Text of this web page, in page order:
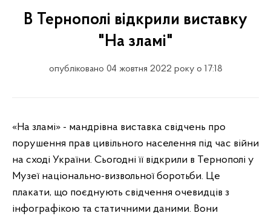
В Тернополі відкрили виставку
"На зламі"
опубліковано 04 жовтня 2022 року о 17:18
«На зламі» - мандрівна виставка свідчень про
порушення прав цивільного населення під час війни
на сході України. Сьогодні її відкрили в Тернополі у
Музеї національно-визвольної боротьби. Це
плакати, що поєднують свідчення очевидців з
інфографікою та статичними даними. Вони